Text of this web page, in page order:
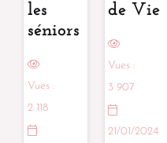
les
séniors
Vues :
2 118
de Vie
Vues :
3 907
21/01/2024